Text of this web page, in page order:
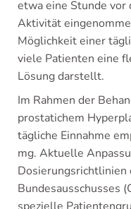
etwa eine Stunde
Aktivität
Möglichkeit einer
viele Patienten eine
Lösung darstellt.
Im Rahmen der
prostatichem
tägliche Einnahme
mg. Aktuelle
Dosierungsrichtlinien
Bundesausschusses